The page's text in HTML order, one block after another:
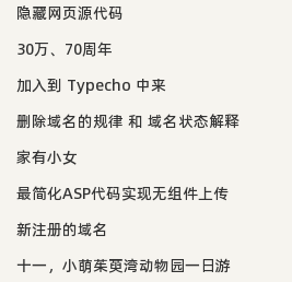
隐藏网页源代码
30万、70周年
加入到 Typecho 中来
删除域名的规律 和 域名状态解释
家有小女
最简化ASP代码实现无组件上传
新注册的域名
十一，小萌茱萸湾动物园一日游